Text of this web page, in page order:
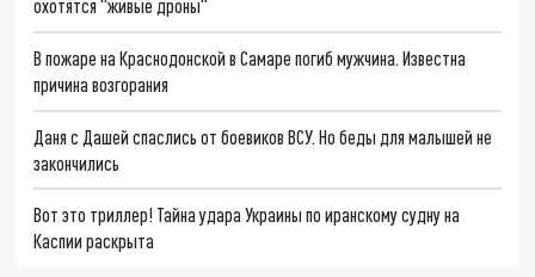
охотятся "живые дроны"
В пожаре на Краснодонской в Самаре погиб мужчина. Известна
причина возгорания
Даня с Дашей спаслись от боевиков ВСУ. Но беды для малышей не
закончились
Вот это триллер! Тайна удара Украины по иранскому судну на
Каспии раскрыта